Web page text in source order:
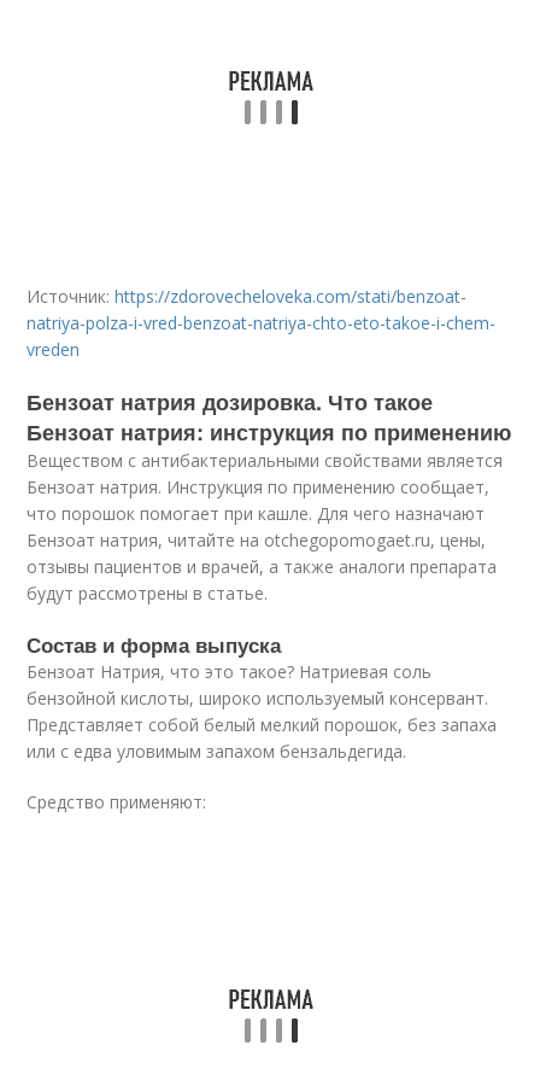
Источник:https://zdorovecheloveka.com/stati/benzoat-
natriya-polza-i-vred-benzoat-natriya-chto-eto-takoe-i-chem-
vreden
Бензоат натрия дозировка. Что такое
Бензоат натрия: инструкция по применению
Веществом с антибактериальными свойствами является
Бензоат натрия. Инструкция по применению сообщает,
что порошок помогает при кашле. Для чего назначают
Бензоат натрия, читайте на otchegopomogaet.ru, цены,
отзывы пациентов и врачей, а также аналоги препарата
будут рассмотрены в статье.
Состав и форма выпуска
Бензоат Натрия, что это такое? Натриевая соль
бензойной кислоты, широко используемый консервант.
Представляет собой белый мелкий порошок, без запаха
или с едва уловимым запахом бензальдегида.
Средство применяют: